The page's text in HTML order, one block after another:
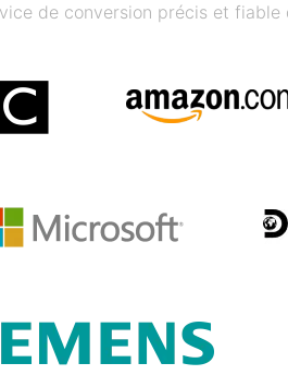
de conversion précis et fiable